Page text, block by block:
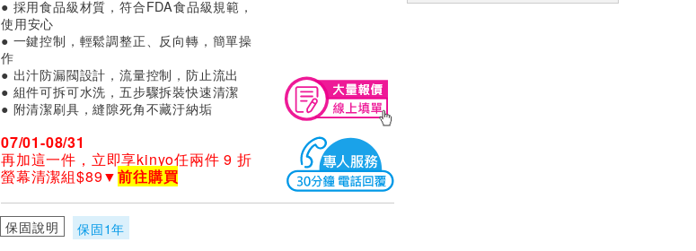
● 採用食品級材質，符合FDA食品級規範，
使用安心
● 一鍵控制，輕鬆調整正、反向轉，簡單操
作
● 出汁防漏閥設計，流量控制，防止流出
● 組件可拆可水洗，五步驟拆裝快速清潔
● 附清潔刷具，縫隙死角不藏汙納垢
07/01-08/31
再加這一件，立即享kinyo任兩件 9 折
螢幕清潔組$89▼前往購買
保固說明 保固1年
高雄中華店
網路訂購